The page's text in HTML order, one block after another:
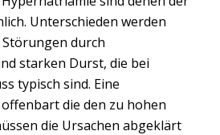
Unterschieden werden
durch
starken Durst, die bei
typisch sind. Eine
die den zu hohen
die Ursachen abgeklärt